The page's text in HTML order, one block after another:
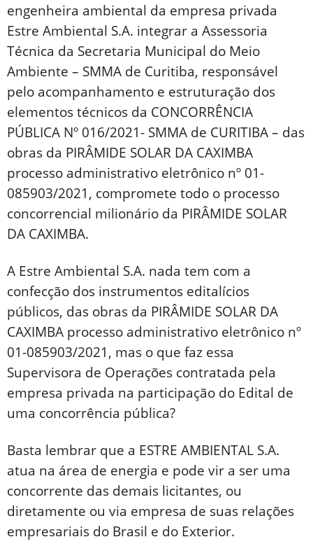
engenheira ambiental da empresa privada
Estre Ambiental S.A. integrar a Assessoria
Técnica da Secretaria Municipal do Meio
Ambiente – SMMA de Curitiba, responsável
pelo acompanhamento e estruturação dos
elementos técnicos da CONCORRÊNCIA
PÚBLICA Nº 016/2021- SMMA de CURITIBA – das
obras da PIRÂMIDE SOLAR DA CAXIMBA
processo administrativo eletrônico nº 01-
085903/2021, compromete todo o processo
concorrencial milionário da PIRÂMIDE SOLAR
DA CAXIMBA.
A Estre Ambiental S.A. nada tem com a
confecção dos instrumentos editalícios
públicos, das obras da PIRÂMIDE SOLAR DA
CAXIMBA processo administrativo eletrônico nº
01-085903/2021, mas o que faz essa
Supervisora de Operações contratada pela
empresa privada na participação do Edital de
uma concorrência pública?
Basta lembrar que a ESTRE AMBIENTAL S.A.
atua na área de energia e pode vir a ser uma
concorrente das demais licitantes, ou
diretamente ou via empresa de suas relações
empresariais do Brasil e do Exterior.